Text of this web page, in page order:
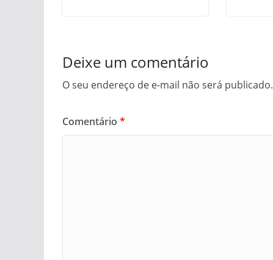
Deixe um comentário
O seu endereço de e-mail não será publicado.
Comentário *